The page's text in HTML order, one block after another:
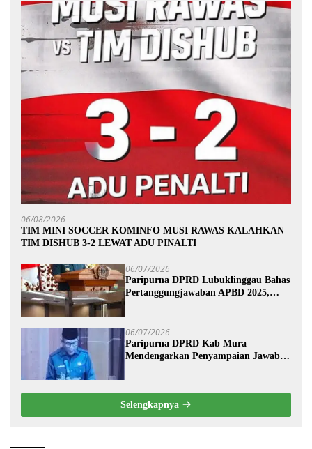
06/08/2026
TIM MINI SOCCER KOMINFO MUSI RAWAS KALAHKAN
TIM DISHUB 3-2 LEWAT ADU PINALTI
06/07/2026
Paripurna DPRD Lubuklinggau Bahas
Pertanggungjawaban APBD 2025,
06/07/2026
Paripurna DPRD Kab Mura
Mendengarkan Penyampaian Jawaban
Kabupaten Musi Rawas Tahun
Anggaran 2025.
Selengkapnya